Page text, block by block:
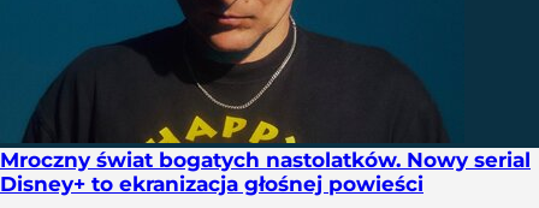
Mroczny świat bogatych nastolatków. Nowy serial
Disney+ to ekranizacja głośnej powieści